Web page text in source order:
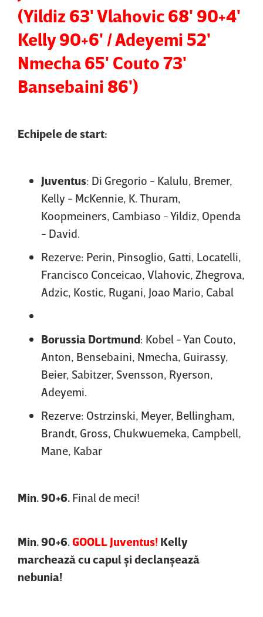
(Yildiz 63' Vlahovic 68' 90+4'
Kelly 90+6' / Adeyemi 52'
Nmecha 65' Couto 73'
Bansebaini 86')
Echipele de start:
Juventus: Di Gregorio - Kalulu, Bremer,
Kelly - McKennie, K. Thuram,
Koopmeiners, Cambiaso - Yildiz, Openda
- David.
Rezerve: Perin, Pinsoglio, Gatti, Locatelli,
Francisco Conceicao, Vlahovic, Zhegrova,
Adzic, Kostic, Rugani, Joao Mario, Cabal
Borussia Dortmund: Kobel - Yan Couto,
Anton, Bensebaini, Nmecha, Guirassy, ​​​​
Beier, Sabitzer, Svensson, Ryerson,
Adeyemi.
Rezerve: Ostrzinski, Meyer, Bellingham,
Brandt, Gross, Chukwuemeka, Campbell,
Mane, Kabar
Min. 90+6. Final de meci!
Min. 90+6.GOOLL Juventus! Kelly
marchează cu capul şi declanşează
nebunia!